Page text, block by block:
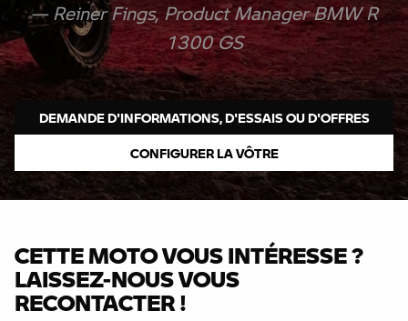
Reiner Fings, Product Manager BMW R
1300 GS
DEMANDE D'INFORMATIONS, D'ESSAIS OU D'OFFRES
CONFIGURER LA VÔTRE
CETTE MOTO VOUS INTÉRESSE ?
LAISSEZ-NOUS VOUS
RECONTACTER !